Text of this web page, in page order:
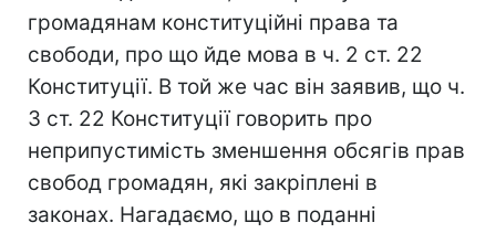
громадянам конституційні права та
свободи, про що йде мова в ч. 2 ст. 22
Конституції. В той же час він заявив, що ч.
3 ст. 22 Конституції говорить про
неприпустимість зменшення обсягів прав
свобод громадян, які закріплені в
законах. Нагадаємо, що в поданні